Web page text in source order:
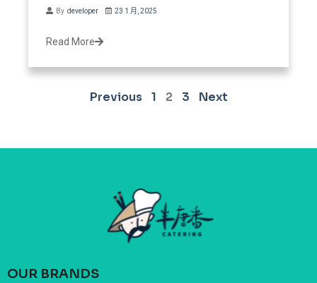
By developer 23 1 月, 2025
Read More
Previous 1 2 3 Next
OUR BRANDS